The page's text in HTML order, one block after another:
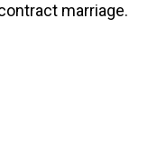
marriage.